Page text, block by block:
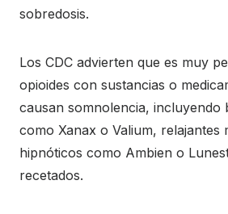
sobredosis.
Los CDC advierten que es muy
opioides con sustancias o
causan somnolencia, incluyendo
como Xanax o Valium, relajantes
hipnóticos como Ambien o
recetados.